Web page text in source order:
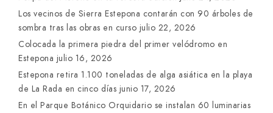
Los vecinos de Sierra Estepona contarán con 90 árboles de
sombra tras las obras en curso julio 22, 2026
Colocada la primera piedra del primer velódromo en
Estepona julio 16, 2026
Estepona retira 1.100 toneladas de alga asiática en la playa
de La Rada en cinco días junio 17, 2026
En el Parque Botánico Orquidario se instalan 60 luminarias